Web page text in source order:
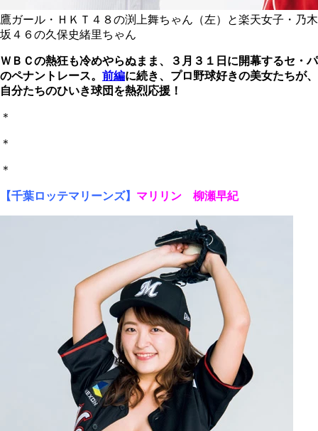
鷹ガール・ＨＫＴ４８の渕上舞ちゃん（左）と楽天女子・乃木
坂４６の久保史緒里ちゃん
ＷＢＣの熱狂も冷めやらぬまま、３月３１日に開幕するセ・パ
のペナントレース。 前編に続き、プロ野球好きの美女たちが、
自分たちのひいき球団を熱烈応援！
＊
＊
＊
【千葉ロッテマリーンズ】 マリリン 柳瀬早紀